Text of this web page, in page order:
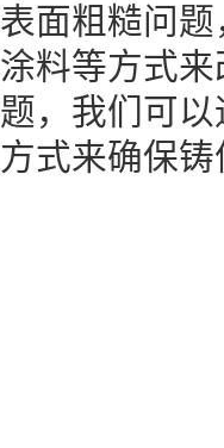
表面粗糙问
涂料等方式
题，我们可
方式来确保